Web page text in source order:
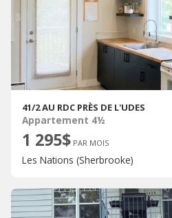
41/2 AU RDC PRÈS DE L'UDES
Appartement 4½
1 295$ PAR MOIS
Les Nations (Sherbrooke)